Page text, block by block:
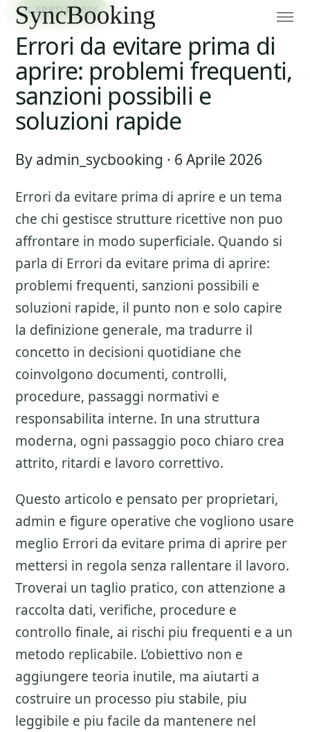
6 APRILE 2026
Errori da evitare prima di
aprire: problemi frequenti,
sanzioni possibili e
soluzioni rapide
By admin_sycbooking · 6 Aprile 2026
Errori da evitare prima di aprire e un tema
che chi gestisce strutture ricettive non puo
affrontare in modo superficiale. Quando si
parla di Errori da evitare prima di aprire:
problemi frequenti, sanzioni possibili e
soluzioni rapide, il punto non e solo capire
la definizione generale, ma tradurre il
concetto in decisioni quotidiane che
coinvolgono documenti, controlli,
procedure, passaggi normativi e
responsabilita interne. In una struttura
moderna, ogni passaggio poco chiaro crea
attrito, ritardi e lavoro correttivo.
Questo articolo e pensato per proprietari,
admin e figure operative che vogliono usare
meglio Errori da evitare prima di aprire per
mettersi in regola senza rallentare il lavoro.
Troverai un taglio pratico, con attenzione a
raccolta dati, verifiche, procedure e
controllo finale, ai rischi piu frequenti e a un
metodo replicabile. L’obiettivo non e
aggiungere teoria inutile, ma aiutarti a
costruire un processo piu stabile, piu
leggibile e piu facile da mantenere nel